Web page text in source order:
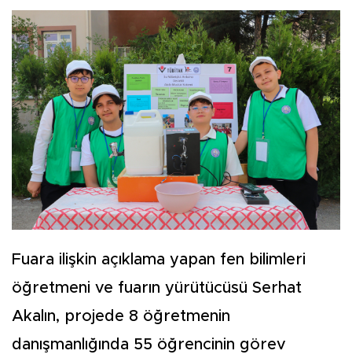
Fuara ilişkin açıklama yapan fen bilimleri
öğretmeni ve fuarın yürütücüsü Serhat
Akalın, projede 8 öğretmenin
danışmanlığında 55 öğrencinin görev